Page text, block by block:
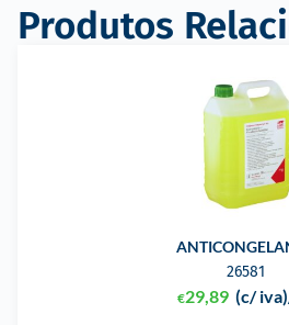
Produtos
26581
€29,89 (c/ iva)